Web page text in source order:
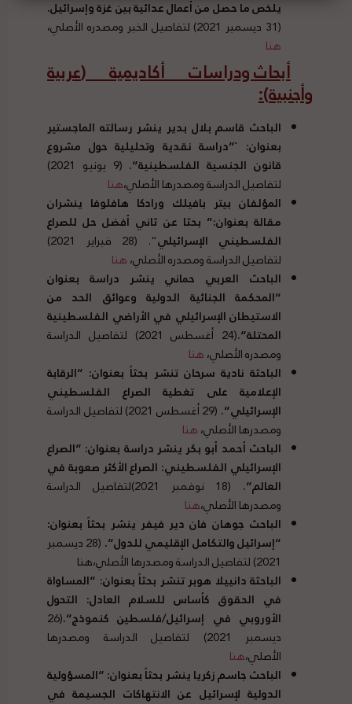
يلخص ما حصل من أعمال عدائية بين غزة وإسرائيل.
(31 ديسمبر 2021) لتفاصيل الخبر ومصدره الأصلي،
هنا
أبحاث ودراسات أكاديمية(عربية
وأجنبية):
الباحث قاسم بلال بدير ينشر رسالته الماجستير
بعنوان: `”دراسة نقدية وتحليلية حول مشروع
قانون الجنسية الفلسطينية“.
(9 يونيو 2021)
لتفاصيل الدراسة ومصدرها الأصلي،هنا
المؤلفان بيتر بافيلك ورادكا هافلوفا ينشران
مقالة بعنوان:” بحثا عن ثاني أفضل حل للصراع
الفلسطيني الإسرائيلي
“. (28 فبراير 2021)
لتفاصيل الدراسة ومصدره الأصلي،هنا
الباحث العربي حماني ينشر دراسة بعنوان
“المحكمة الجنائية الدولية وعوائق الحد من
الاستيطان الإسرائيلي في الأراضي الفلسطينية
المحتلة“.
(24 أغسطس 2021) لتفاصيل الدراسة
ومصدره الأصلي،هنا
الباحثة نادية سرحان تنشر بحثاً بعنوان: “الرقابة
الإعلامية على تغطية الصراع الفلسطيني
الإسرائيلي“.
(29 أغسطس 2021) لتفاصيل الدراسة
ومصدرها الأصلي،هنا
الباحث أحمد أبو بكر ينشر دراسة بعنوان: “الصراع
الإسرائيلي الفلسطيني: الصراع الأكثر صعوبة في
العالم“.
(18 نوفمبر 2021)لتفاصيل الدراسة
ومصدرها الأصلي،هنا
الباحث جوهان فان دير فيفر ينشر بحثاً بعنوان:
“إسرائيل والتكامل الإقليمي للدول“.
(28 ديسمبر
2021) لتفاصيل الدراسة ومصدرها الأصلي،
هنا
الباحثة دانييلا هوبر تنشر بحثاً بعنوان: “المساواة
في الحقوق كأساس للسلام العادل: التحول
الأوروبي في إسرائيل/فلسطين كنموذج“.
(26
ديسمبر 2021) لتفاصيل الدراسة ومصدرها
الأصلي،هنا
الباحث جاسم زكريا ينشر بحثاً بعنوان: “المسؤولية
الدولية لإسرائيل عن الانتهاكات الجسيمة في